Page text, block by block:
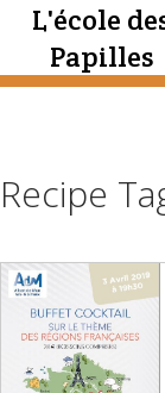
L'école
Papilles
Recipe